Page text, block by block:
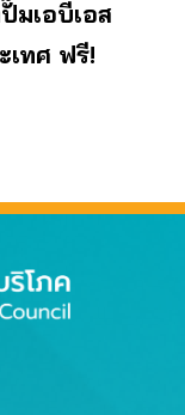
มเอบีเอส
ทศ ฟรี!